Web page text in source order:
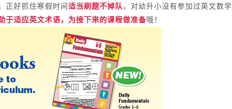
正好抓住寒假时间适当刷题不掉队， 对幼升小没有参加过英文数学
于适应英文术语，为接下来的课程做准备哦！